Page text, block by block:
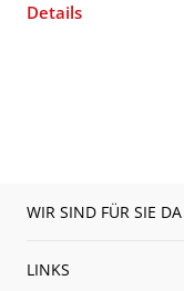
Details
WIR SIND FÜR SIE DA
LINKS